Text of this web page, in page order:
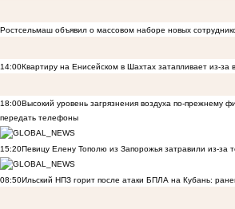
Ростсельмаш объявил о массовом наборе новых
14:00Квартиру на Енисейском в Шахтах затапливает из-
18:00Высокий уровень загрязнения воздуха по-прежнему
передать телефоны
15:20Певицу Елену Тополю из Запорожья затравили из-за
08:50Ильский НПЗ горит после атаки БПЛА на Кубань: